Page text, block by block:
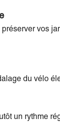
vos
du vélo
un rythme